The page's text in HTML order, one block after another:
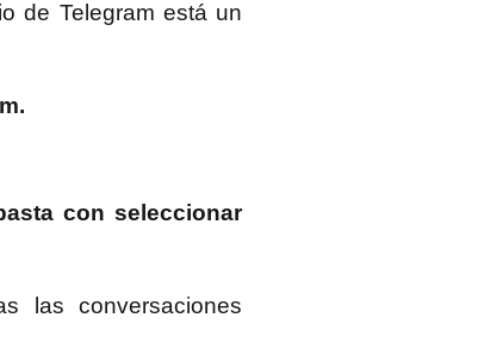
de Telegram está un
con seleccionar
las conversaciones